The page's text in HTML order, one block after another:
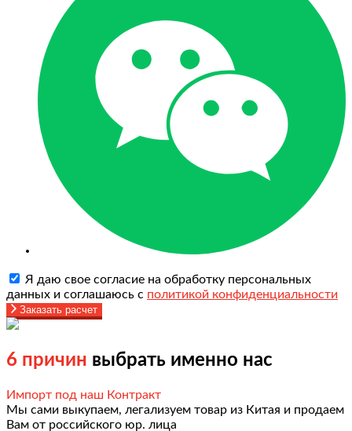
Я даю свое согласие на обработку персональных
данных и соглашаюсь с политикой конфиденциальности
Заказать расчет
6 причин выбрать именно нас
Импорт под наш Контракт
Мы сами выкупаем, легализуем товар из Китая и продаем
Вам от российского юр. лица